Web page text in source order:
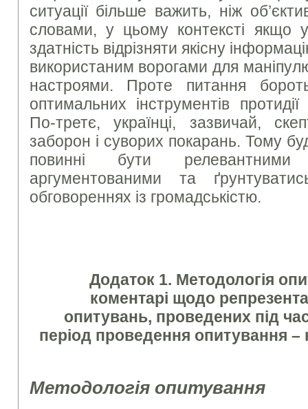
ситуації більше важить, ніж
словами, у цьому контексті якщо
здатність відрізняти якісну
використаним ворогами для
настроями. Проте питання
оптимальних інструментів
По-третє, українці, зазвичай,
заборон і суворих покарань. Тому
повинні бути
аргументованими та
обговореннях із громадськістю.
Додаток 1. Методологія
коментарі щодо
опитувань, проведених під
період проведення опитування –
Методологія опитування